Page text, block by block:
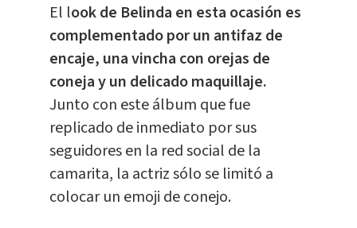
El look de Belinda en esta ocasión es
complementado por un antifaz de
encaje, una vincha con orejas de
coneja y un delicado maquillaje.
Junto con este álbum que fue
replicado de inmediato por sus
seguidores en la red social de la
camarita, la actriz sólo se limitó a
colocar un emoji de conejo.